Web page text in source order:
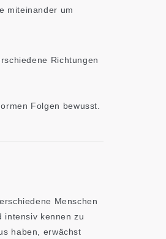
miteinander um
Richtungen
Folgen bewusst.
Menschen
intensiv kennen zu
haben, erwächst